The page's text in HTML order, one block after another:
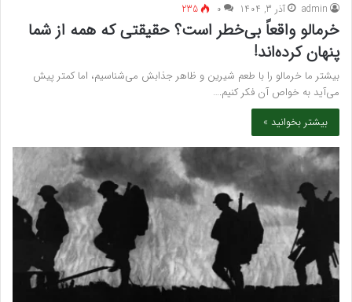
admin آذر 3, 1404 ۰ 235
خرمالو واقعاً بی‌خطر است؟ حقیقتی که همه از شما
پنهان کرده‌اند!
بیشتر ما خرمالو را با طعم شیرین و ظاهر جذابش می‌شناسیم، اما کمتر پیش
می‌آید به خواص آن فکر کنیم.…
بیشتر بخوانید »